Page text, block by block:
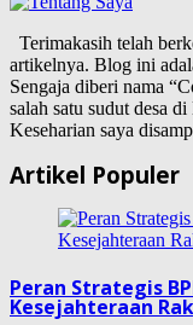
Terimakasih telah
artikelnya. Blog ini
Sengaja diberi nama
salah satu sudut desa
Keseharian saya
Artikel Populer
Peran Strategis
Kesejahteraan